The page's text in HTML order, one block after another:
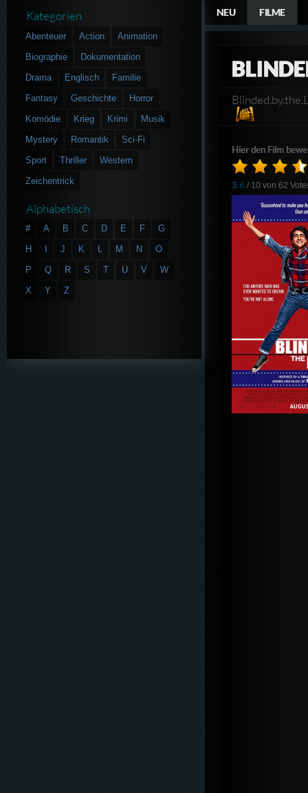
NEU FILME
Hier den Film
3.6 / 10 von62
Kategorien
Abenteuer Action
Animation
Biographie
Dokumentation
Drama
Englisch
Familie
Fantasy
Geschichte
Horror
Komödie
Krieg Krimi
Musik
Mystery
Romantik
Sci-Fi
Sport
Thriller
Western
Zeichentrick
Alphabetisch
# A B C D E F
G
H
J K L M N
O
P
Q R S T U V
W
X
Y Z